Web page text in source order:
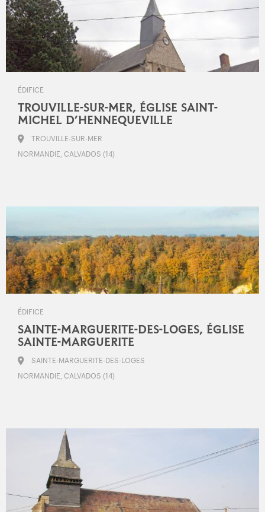
ÉDIFICE
TROUVILLE-SUR-MER, ÉGLISE SAINT-
MICHEL D’HENNEQUEVILLE
TROUVILLE-SUR-MER
NORMANDIE, CALVADOS (14)
ÉDIFICE
SAINTE-MARGUERITE-DES-LOGES, ÉGLISE
SAINTE-MARGUERITE
SAINTE-MARGUERITE-DES-LOGES
NORMANDIE, CALVADOS (14)